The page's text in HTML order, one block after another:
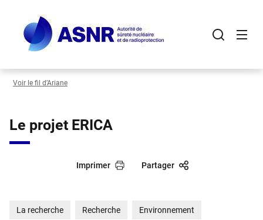
contenu
principal
Voir le fil d’Ariane
Le projet ERICA
Imprimer Partager
La recherche Recherche Environnement